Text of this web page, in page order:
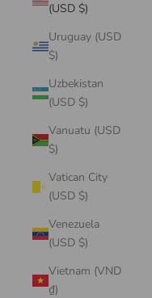
(USD $)
Uruguay (USD
$)
Uzbekistan
(USD $)
Vanuatu (USD
$)
Vatican City
(USD $)
Venezuela
(USD $)
Vietnam (VND
₫)